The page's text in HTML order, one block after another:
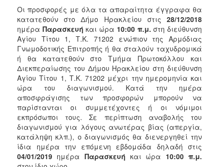
Οι προσφορές με όλα τα απαραίτητα έγγραφα θα
κατατεθούν στο Δήμο Ηρακλείου στις 28/12/2018
ημέρα Παρασκευή και ώρα 10:00 π.μ. στη διεύθυνση
Αγίου Τίτου 1, Τ.Κ. 71202 ενώπιον της Αρμόδιας
Γνωμοδοτικής Επιτροπής ή θα σταλούν ταχυδρομικά
ή θα κατατεθούν στο Τμήμα Πρωτοκόλλου και
Διεκπεραίωσης του Δήμου Ηρακλείου στη διεύθυνση
Αγίου Τίτου 1, Τ.Κ. 71202 μέχρι την ημερομηνία και
ώρα του διαγωνισμού. Κατά την ημέρα
αποσφράγισης των προσφορών μπορούν να
παρίστανται οι συμμετέχοντες ή οι νόμιμοι
εκπρόσωποι τους. Σε περίπτωση αναβολής του
διαγωνισμού για λόγους ανωτέρας βίας (απεργία,
κατάληψη κλπ.), ο διαγωνισμός θα διενεργηθεί την
ίδια ημέρα την επόμενη εβδομάδα δηλαδή στις
04/01/2019 ημέρα Παρασκευή και ώρα 10:00 π.μ.